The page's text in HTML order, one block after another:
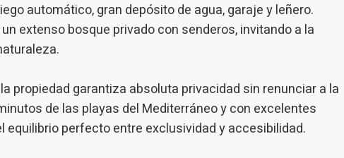
automático, gran depósito de agua, garaje y leñero.
extenso bosque privado con senderos, invitando a la
propiedad garantiza absoluta privacidad sin renunciar a la
de las playas del Mediterráneo y con excelentes
equilibrio perfecto entre exclusividad y accesibilidad.